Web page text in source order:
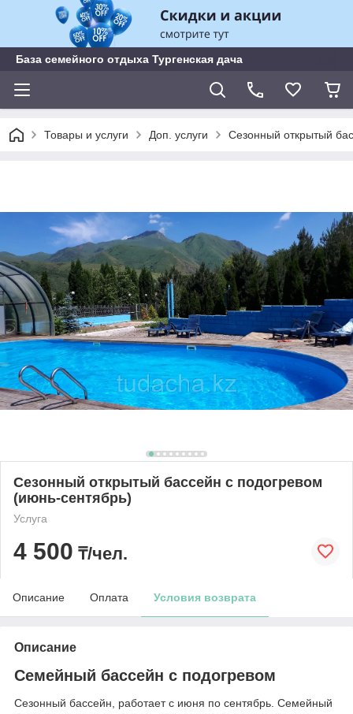
База семейного отдыха Тургенская дача
Товары и услуги Доп. услуги Сезонный открытый
Сезонный открытый бассейн с подогревом
(июнь-сентябрь)
Услуга
4 500 ₸/чел.
Описание Оплата Условия возврата
Описание
Семейный бассейн с подогревом
Сезонный бассейн, работает с июня по сентябрь. Семейный